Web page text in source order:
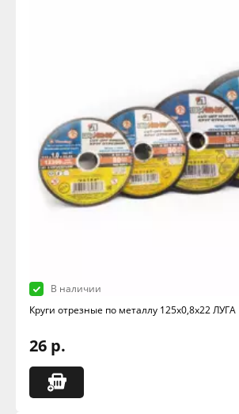
В наличии
Круги отрезные по металлу 125х0,8х22 ЛУГА
26 р.